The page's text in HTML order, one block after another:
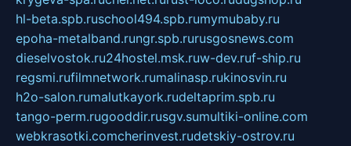
hl-beta.spb.ruschool494.spb.rumymubaby.ru
epoha-metalband.rungr.spb.rurusgosnews.com
dieselvostok.ru24hostel.msk.ruw-dev.ruf-ship.ru
regsmi.rufilmnetwork.rumalinasp.rukinosvin.ru
h2o-salon.rumalutkayork.rudeltaprim.spb.ru
tango-perm.rugooddir.rusgv.sumultiki-online.com
webkrasotki.comcherinvest.rudetskiy-ostrov.ru